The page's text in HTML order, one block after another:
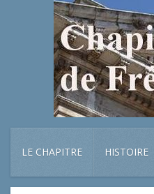
LE CHAPITRE HISTOIRE